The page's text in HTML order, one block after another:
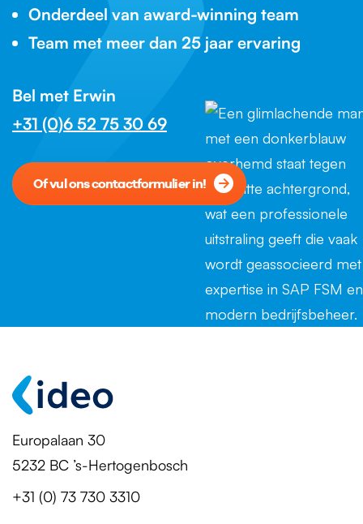
Onderdeel van award-winning team
Team met meer dan 25 jaar ervaring
Bel met Erwin
+31 (0)6 52 75 30 69
Of vul ons contactformulier in!
Europalaan 30
5232 BC ’s-Hertogenbosch
+31 (0) 73 730 3310